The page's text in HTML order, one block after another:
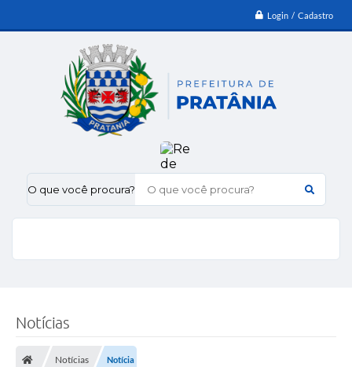
Login / Cadastro
O que você procura?
Notícias
Notícias Notícia